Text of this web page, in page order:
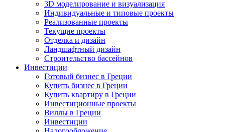
3D моделирование и визуализация
Индивидуальные и типовые проекты
Реализованные проекты
Текущие проекты
Отделка и дизайн
Ландшафтный дизайн
Строительство бассейнов
Инвестиции
Готовый бизнес в Греции
Купить бизнес в Греции
Купить квартиру в Греции
Инвестиционные проекты
Виллы в Греции
Инвестиции